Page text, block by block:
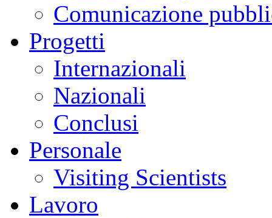
Comunicazione
Progetti
Internazionali
Nazionali
Conclusi
Personale
Visiting Scientists
Lavoro